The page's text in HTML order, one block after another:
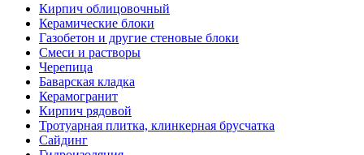
Кирпич облицовочный
Керамические блоки
Газобетон и другие стеновые блоки
Смеси и растворы
Черепица
Баварская кладка
Керамогранит
Кирпич рядовой
Тротуарная плитка, клинкерная брусчатка
Сайдинг